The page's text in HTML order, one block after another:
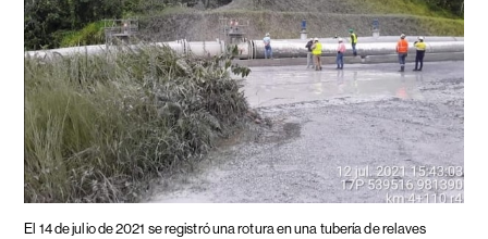
El 14 de julio de 2021 se registró una rotura en una tubería de relaves